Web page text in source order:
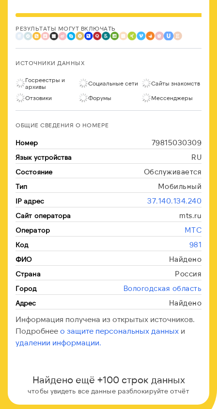
РЕЗУЛЬТАТЫ МОГУТ ВКЛЮЧАТЬ
ИСТОЧНИКИ ДАННЫХ
Госреестры и
архивы
Социальные сети Сайты знакомств
Отзовики Форумы Мессенджеры
ОБЩИЕ СВЕДЕНИЯ О НОМЕРЕ
Номер 79815030309
Язык устройства RU
Состояние Обслуживается
Тип Мобильный
IP адрес 37.140.134.240
Сайт оператора mts.ru
Оператор МТС
Код 981
ФИО Найдено
Страна Россия
Город Вологодская область
Адрес Найдено
Информация получена из открытых источников.
Подробнее о защите персональных данных и
удалении информации.
Найдено ещё +100 строк данных
чтобы увидеть все данные разблокируйте отчёт